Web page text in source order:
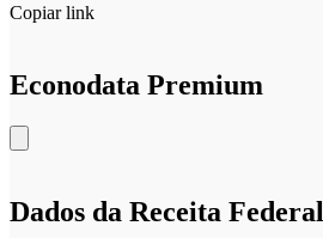
Copiar link
Econodata Premium
Dados da Receita Federal